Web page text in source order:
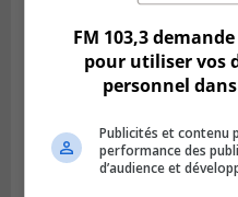
FM 103,3
pour utiliser vos
personnel
Publicités et contenu
performance des
d’audience et